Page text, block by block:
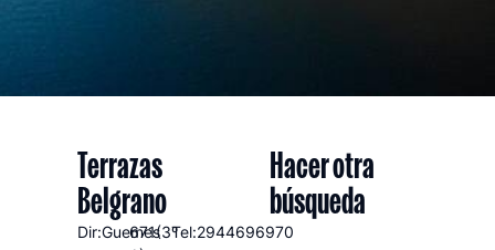
Terrazas
Belgrano
Dir:Guemes
671(3ºTel:2944696970
Hacer otra
búsqueda